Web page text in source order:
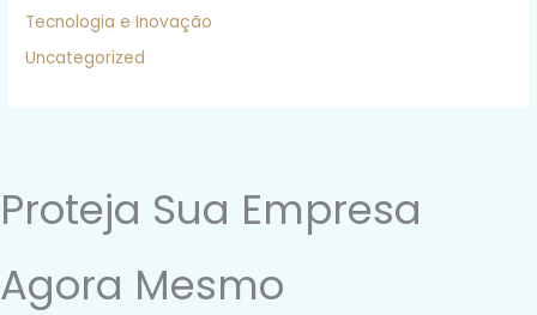
Tecnologia e Inovação
Uncategorized
Proteja Sua Empresa
Agora Mesmo